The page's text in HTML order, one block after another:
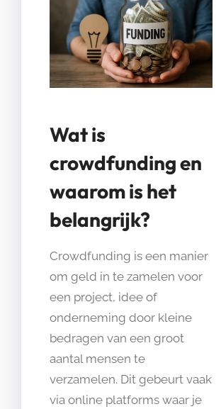
Wat is
crowdfunding en
waarom is het
belangrijk?
Crowdfunding is een manier
om geld in te zamelen voor
een project, idee of
onderneming door kleine
bedragen van een groot
aantal mensen te
verzamelen. Dit gebeurt vaak
via online platforms waar je